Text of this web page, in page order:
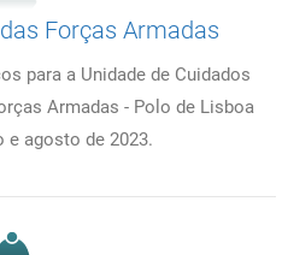
Forças Armadas
para a Unidade de Cuidados
Armadas - Polo de Lisboa
e agosto de 2023.